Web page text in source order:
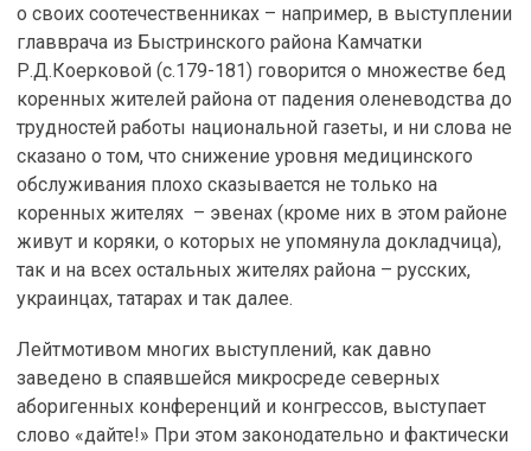
о своих соотечественниках – например, в выступлении
главврача из Быстринского района Камчатки
Р.Д.Коерковой (с.179-181) говорится о множестве бед
коренных жителей района от падения оленеводства до
трудностей работы национальной газеты, и ни слова не
сказано о том, что снижение уровня медицинского
обслуживания плохо сказывается не только на
коренных жителях – эвенах (кроме них в этом районе
живут и коряки, о которых не упомянула докладчица),
так и на всех остальных жителях района – русских,
украинцах, татарах и так далее.
Лейтмотивом многих выступлений, как давно
заведено в спаявшейся микросреде северных
аборигенных конференций и конгрессов, выступает
слово «дайте!» При этом законодательно и фактически